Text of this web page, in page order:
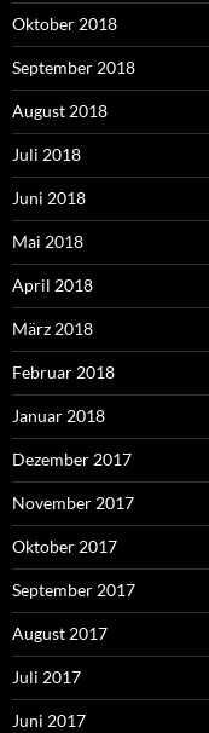
Oktober 2018
September 2018
August 2018
Juli 2018
Juni 2018
Mai 2018
April 2018
März 2018
Februar 2018
Januar 2018
Dezember 2017
November 2017
Oktober 2017
September 2017
August 2017
Juli 2017
Juni 2017